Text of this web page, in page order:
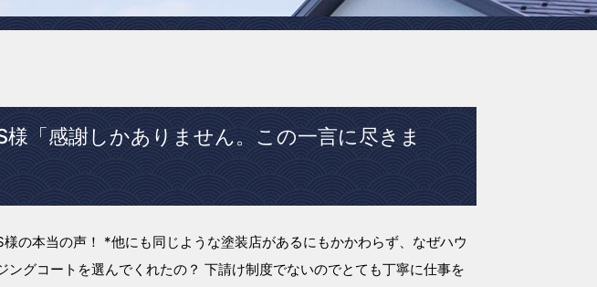
様「感謝しかありません。この一言に尽きま
様の本当の声！ *他にも同じような塗装店があるにもかかわらず、なぜハウ
ングコートを選んでくれたの？ 下請け制度でないのでとても丁寧に仕事を